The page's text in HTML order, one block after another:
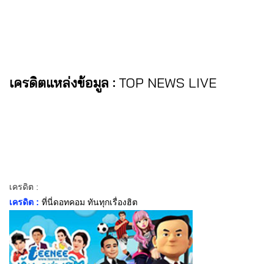
เครดิตแหล่งข้อมูล : TOP NEWS LIVE
เครดิต :
เครดิต : ที่นี่ดอทคอม ทันทุกเรื่องฮิต